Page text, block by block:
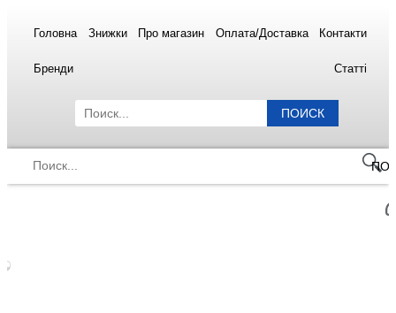
Головна Знижки Про магазин Оплата/Доставка Контакти
Бренди Статті
ПОИСК